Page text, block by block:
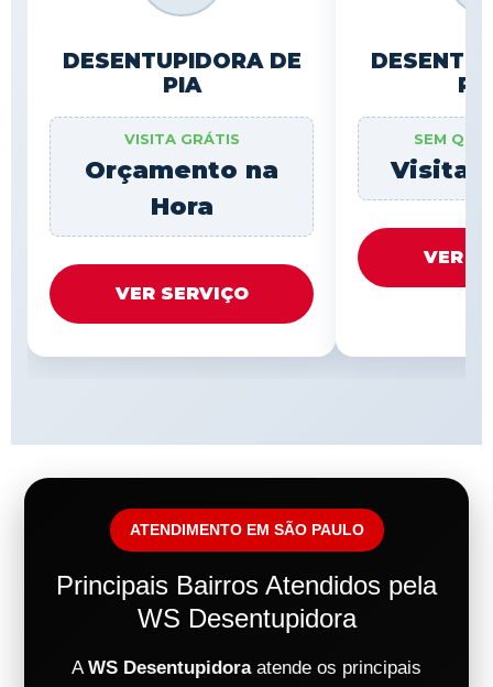
DESENTUPIDORA DE
PIA
VISITA GRÁTIS
Orçamento na
Hora
VER SERVIÇO
SEM
Visita
VER
ATENDIMENTO EM SÃO PAULO
Principais Bairros Atendidos pela
WS Desentupidora
A WS Desentupidoraatende os principais